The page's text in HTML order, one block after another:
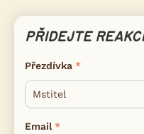
PŘIDEJTE REAKCI
Přezdívka
Email